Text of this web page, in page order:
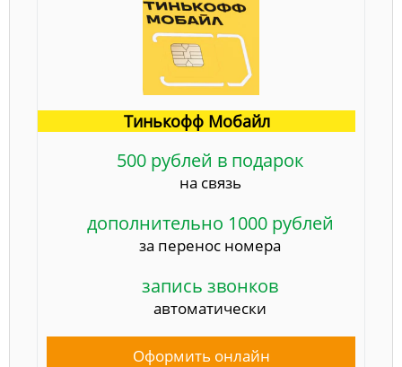
Тинькофф Мобайл
500 рублей в подарок
на связь
дополнительно 1000 рублей
за перенос номера
запись звонков
автоматически
Оформить онлайн